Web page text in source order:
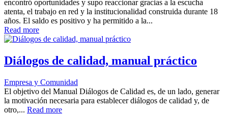
encontró oportunidades y supo reaccionar gracias a la escucha
atenta, el trabajo en red y la institucionalidad construida durante 18
años. El saldo es positivo y ha permitido a la...
Read more
Diálogos de calidad, manual práctico
Empresa y Comunidad
El objetivo del Manual Diálogos de Calidad es, de un lado, generar
la motivación necesaria para establecer diálogos de calidad y, de
otro,... Read more